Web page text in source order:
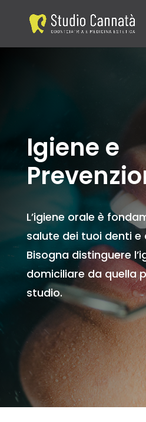
Igiene e
L’igiene orale è
salute dei tuoi denti e
Bisogna distinguere
domiciliare da quella
studio.